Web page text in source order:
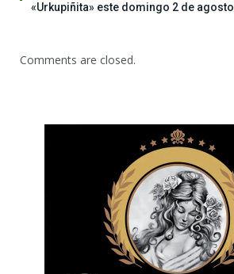
«Urkupiñita» este domingo 2 de agosto
Comments are closed.